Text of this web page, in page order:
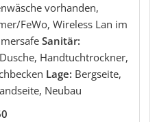
vorhanden,
FeWo, Wireless Lan im
Sanitär:
Handtuchtrockner,
Lage: Bergseite,
Neubau